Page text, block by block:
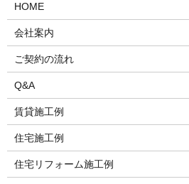
HOME
会社案内
ご契約の流れ
Q&A
賃貸施工例
住宅施工例
住宅リフォーム施工例